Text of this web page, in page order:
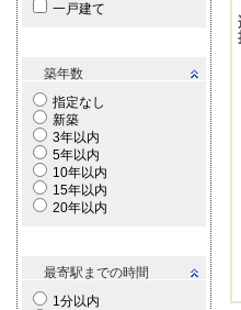
一戸建て
築年数
指定なし
新築
3年以内
5年以内
10年以内
15年以内
20年以内
最寄駅までの時間
1分以内